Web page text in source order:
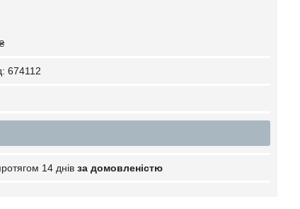
674112
14 днів за домовленістю